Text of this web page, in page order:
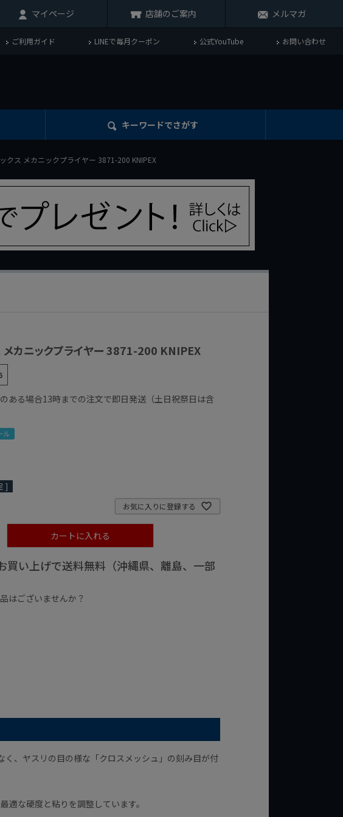
マイページ 店舗のご案内 メルマガ
ご利用ガイド LINEで毎月クーポン 公式YouTube お問い合わせ
キーワードでさがす
クス メカニックプライヤー 3871-200 KNIPEX
メカニックプライヤー 3871-200 KNIPEX
ある場合13時までの注文で即日発送（土日祝祭日は含
ル
]
お気に入りに登録する
カートに入れる
買い上げで送料無料（沖縄県、離島、一部
はございませんか？
、ヤスリの目の様な「クロスメッシュ」の刻み目が付
な硬度と粘りを調整しています。